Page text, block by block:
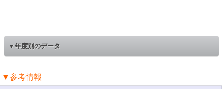
▼年度別のデータ
▼参考情報